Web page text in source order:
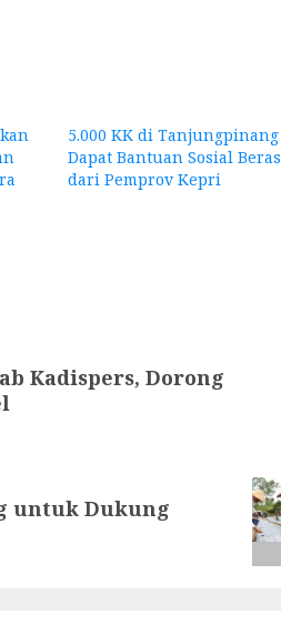
5.000 KK di Tanjungpinang
Dapat Bantuan Sosial Beras
dari Pemprov Kepri
Kadispers, Dorong
untuk Dukung